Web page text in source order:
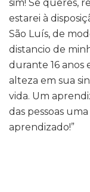
sim! Se queres,
estarei à
São Luís, de
distancio de
durante 16 anos
alteza em sua
vida. Um
das pessoas
aprendizado!”